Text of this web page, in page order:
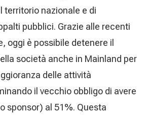
territorio nazionale e di
pubblici. Grazie alle recenti
oggi è possibile detenere il
società anche in Mainland per
delle attività
il vecchio obbligo di avere
sponsor) al 51%. Questa